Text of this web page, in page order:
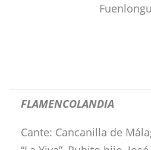
FLAMENCOLANDIA
Cante: Cancanilla de